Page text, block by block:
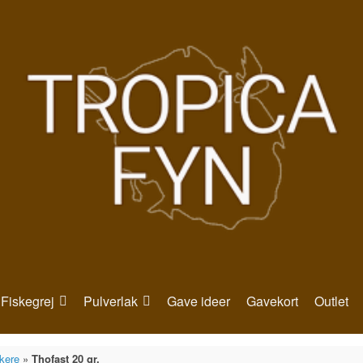
Fiskegrej Pulverlak Gave ideer Gavekort Outlet
» Thofast 20 gr.